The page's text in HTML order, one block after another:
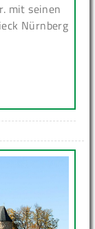
mit seinen
Nürnberg